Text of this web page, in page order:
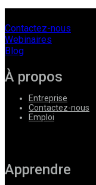
Contactez-nous
Webinaires
Blog
À propos
Entreprise
Contactez-nous
Emploi
Apprendre